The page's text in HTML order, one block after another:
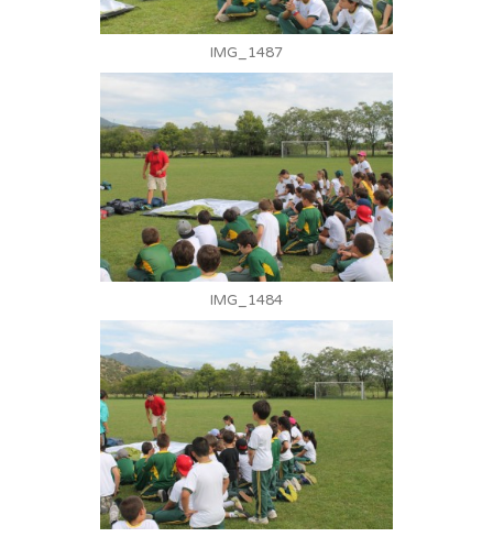
IMG_1487
IMG_1484